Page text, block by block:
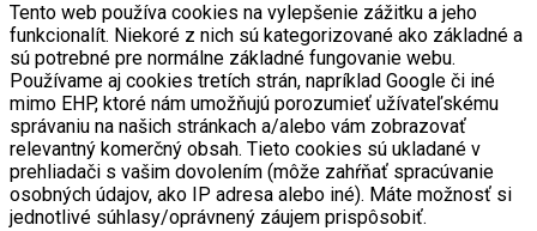
Tento web používa cookies na vylepšenie zážitku a jeho
funkcionalít. Niekoré z nich sú kategorizované ako základné a
sú potrebné pre normálne základné fungovanie webu.
Používame aj cookies tretích strán, napríklad Google či iné
mimo EHP, ktoré nám umožňujú porozumieť užívateľskému
správaniu na našich stránkach a/alebo vám zobrazovať
relevantný komerčný obsah. Tieto cookies sú ukladané v
prehliadači s vašim dovolením (môže zahŕňať spracúvanie
osobných údajov, ako IP adresa alebo iné). Máte možnosť si
jednotlivé súhlasy/oprávnený záujem prispôsobiť.